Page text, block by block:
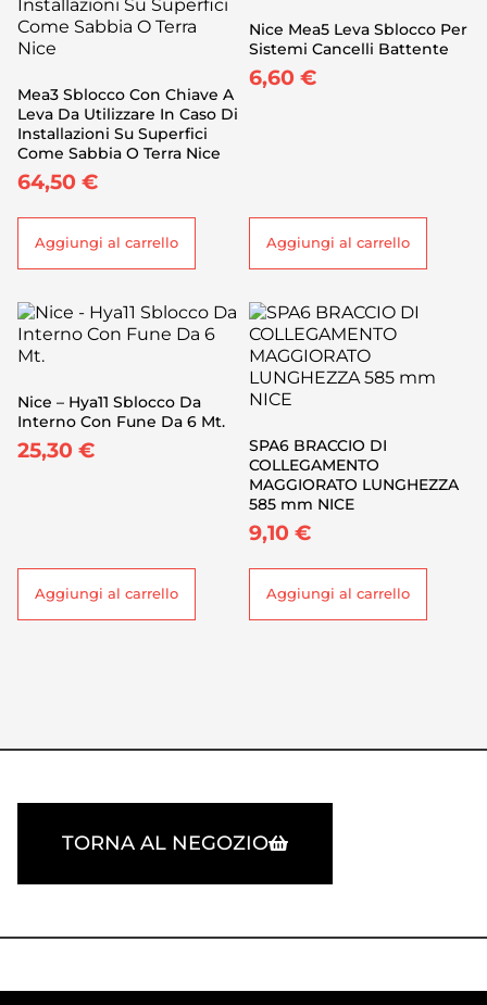
Mea3 Sblocco Con Chiave A
Leva Da Utilizzare In Caso Di
Installazioni Su Superfici
Come Sabbia O Terra Nice
64,50 €
Aggiungi al carrello
Nice Mea5 Leva Sblocco Per
Sistemi Cancelli Battente
6,60 €
Aggiungi al carrello
Nice – Hya11 Sblocco Da
Interno Con Fune Da 6 Mt.
25,30 €
Aggiungi al carrello
SPA6 BRACCIO DI
COLLEGAMENTO
MAGGIORATO LUNGHEZZA
585 mm NICE
9,10 €
Aggiungi al carrello
TORNA AL NEGOZIO